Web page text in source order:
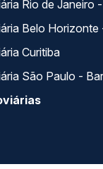
Rio de Janeiro
Belo Horizonte
Curitiba
São Paulo -